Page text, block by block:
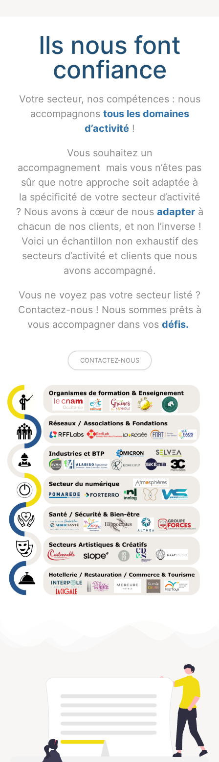
Mandie Frimorguen
il y a un an · Local Guide
Ils nous font
confiance
Votre secteur, nos compétences : nous
accompagnons tous les domaines
d’activité!
Vous souhaitez un
accompagnement mais vous n’êtes pas
sûr que notre approche soit adaptée à
la spécificité de votre secteur d’activité
? Nous avons à cœur de nous adapterà
chacun de nos clients, et non l’inverse !
Voici un échantillon non exhaustif des
secteurs d’activité et clients que nous
avons accompagné.
Vous ne voyez pas votre secteur listé ?
Contactez-nous ! Nous sommes prêts à
vous accompagner dans vos défis.
CONTACTEZ-NOUS